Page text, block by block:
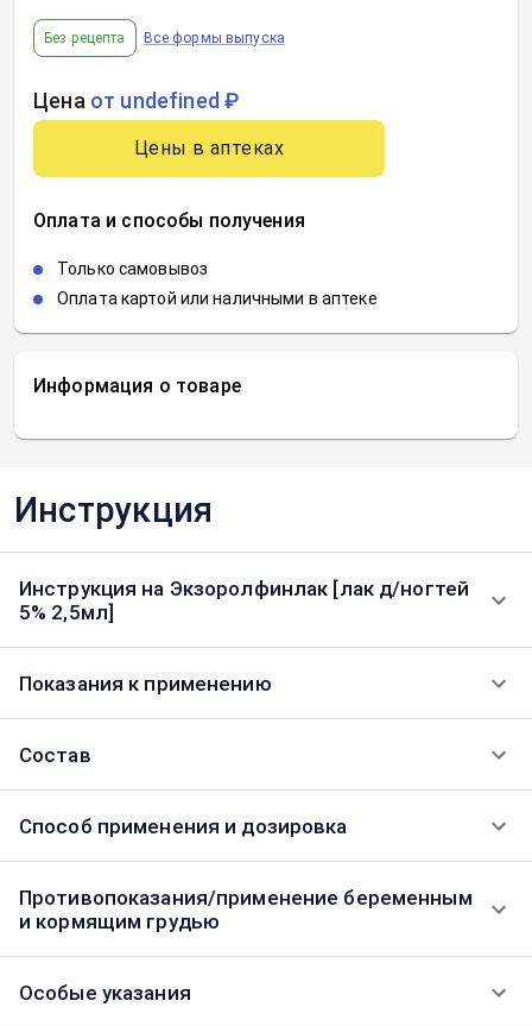
Информация о товаре
Без рецепта Все формы выпуска
Цена от undefined ₽
Цены в аптеках
Оплата и способы получения
Только самовывоз
Оплата картой или наличными в аптеке
Инструкция
Инструкция на Экзоролфинлак [лак д/ногтей
5% 2,5мл]
Показания к применению
Состав
Способ применения и дозировка
Противопоказания/применение беременным
и кормящим грудью
Особые указания